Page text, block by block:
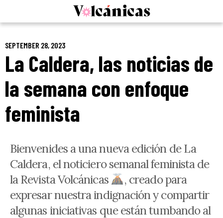
SEPTEMBER 28, 2023
La Caldera, las noticias de
la semana con enfoque
feminista
Bienvenides a una nueva edición de La
Caldera, el noticiero semanal feminista de
la Revista Volcánicas
, creado para
expresar nuestra indignación y compartir
algunas iniciativas que están tumbando al